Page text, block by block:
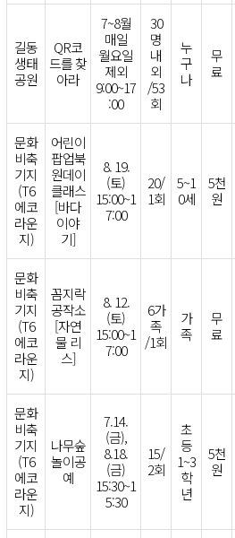
길동
생태
공원
QR코
드를 찾
아라
7~8월
매일
월요일
제외
9:00~17
:00
30
명
내
외
/53
회
누
구
나
무
료
문화
비축
기지
(T6
에코
라운
지)
어린이
팝업북
원데이
클래스
[바다
이야
기]
8. 19.
(토)
15:00~1
7:00
20/
1회
5~1
0세
5천
원
문화
비축
기지
(T6
에코
라운
지)
꼼지락
공작소
[자연
물 리
스]
8. 12.
(토)
15:00~1
7:00
6가
족
/1회
가
족
무
료
문화
비축
기지
(T6
에코
라운
지)
나무숲
놀이공
예
7.14.
(금),
8.18.
(금)
15:30~1
5:30
15/
2회
초
등
1~3
학
년
5천
원